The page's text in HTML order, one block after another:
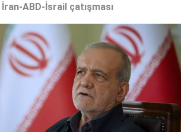
İran-ABD-İsrail çatışması